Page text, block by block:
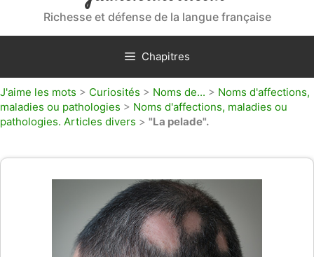
Richesse et défense de la langue française
Chapitres
J'aime les mots > Curiosités > Noms de... > Noms d'affections,
maladies ou pathologies > Noms d'affections, maladies ou
pathologies. Articles divers > "La pelade".